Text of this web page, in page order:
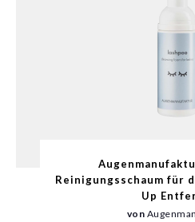
Reinigungsschaum für
Up
von